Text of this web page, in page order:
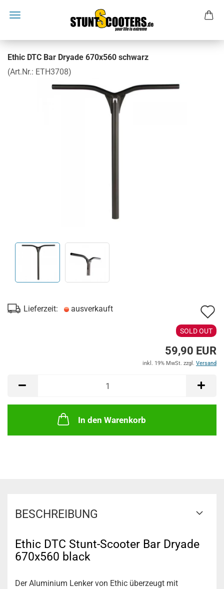
Ethic DTC Bar Dryade 670x560 schwarz
(Art.Nr.: ETH3708)
Lieferzeit: ausverkauft
SOLD OUT
59,90 EUR
inkl. 19% MwSt. zzgl. Versand
In den Warenkorb
BESCHREIBUNG
Ethic DTC Stunt-Scooter Bar Dryade
670x560 black
Der Aluminium Lenker von Ethic überzeugt mit